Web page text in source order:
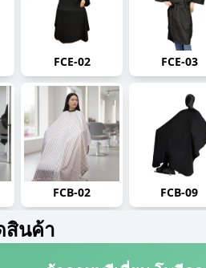
FCE-02 FCE-03
FCB-02 FCB-09
สินค้า